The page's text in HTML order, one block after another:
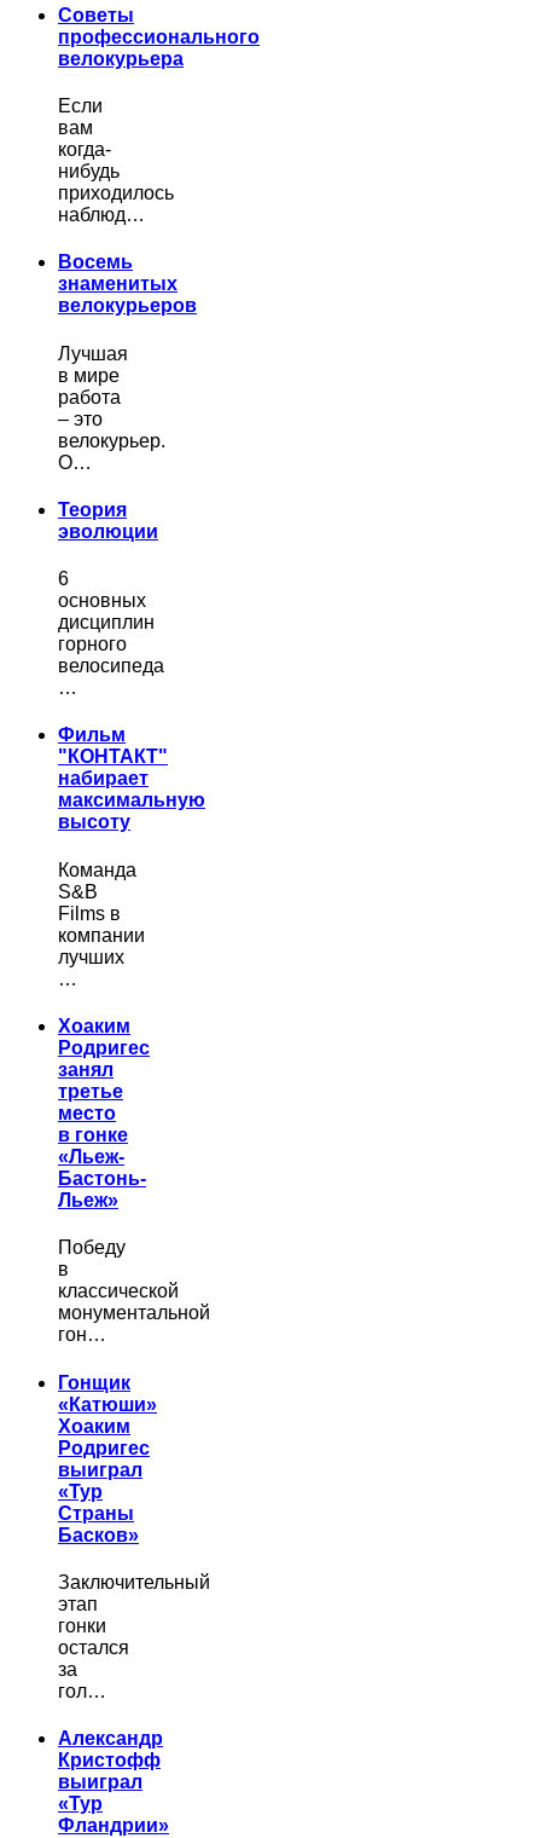
Советы
профессионального
велокурьера
Если
вам
когда-
нибудь
приходилось
наблюд…
Восемь
знаменитых
велокурьеров
Лучшая
в мире
работа
– это
велокурьер.
О…
Теория
эволюции
6
основных
дисциплин
горного
велосипеда
…
Фильм
"КОНТАКТ"
набирает
максимальную
высоту
Команда
S&B
Films в
компании
лучших
…
Хоаким
Родригес
занял
третье
место
в гонке
«Льеж-
Бастонь-
Льеж»
Победу
в
классической
монументальной
гон…
Гонщик
«Катюши»
Хоаким
Родригес
выиграл
«Тур
Страны
Басков»
Заключительный
этап
гонки
остался
за
гол…
Александр
Кристофф
выиграл
«Тур
Фландрии»